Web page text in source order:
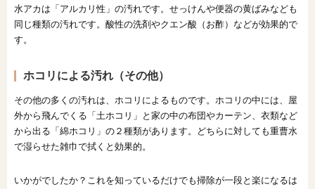
水アカは「アルカリ性」の汚れです。せっけんや便器の黄ばみなども
同じ種類の汚れです。酸性の洗剤やクエン酸（お酢）などが効果的で
す。
ホコリによる汚れ（その他）
その他の多くの汚れは、ホコリによるものです。ホコリの中には、屋
外から飛んでくる「土ホコリ」と家の中の布団やカーテン、衣類など
から出る「綿ホコリ」の２種類があります。どちらに対しても重曹水
で湿らせた雑巾で拭くと効果的。
いかがでしたか？これを知っているだけでも掃除が一段と楽になるは